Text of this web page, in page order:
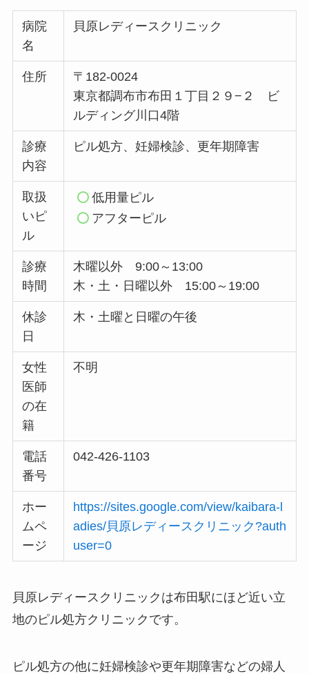
病院
名
貝原レディースクリニック
住所
〒182-0024
東京都調布市布田１丁目２９−２ ビ
ルディング川口4階
診療
内容
ピル処方、妊婦検診、更年期障害
取扱
いピ
ル
低用量ピル
アフターピル
診療
時間
木曜以外 9:00～13:00
木・土・日曜以外 15:00～19:00
休診
日
木・土曜と日曜の午後
女性
医師
の在
籍
不明
電話
番号
042-426-1103
ホー
ムペ
ージ
https://sites.google.com/view/kaibara-l
adies/貝原レディースクリニック?auth
user=0
貝原レディースクリニックは布田駅にほど近い立
地のピル処方クリニックです。
ピル処方の他に妊婦検診や更年期障害などの婦人